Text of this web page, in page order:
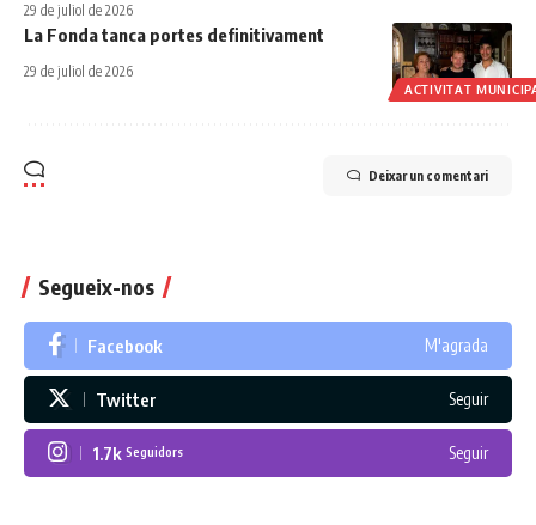
29 de juliol de 2026
ACTIVITAT
La Fonda tanca portes definitivament
29 de juliol de 2026
Deixar un comentari
Segueix-nos
Facebook M'agrada
Twitter Seguir
1.7k Seguidors Seguir